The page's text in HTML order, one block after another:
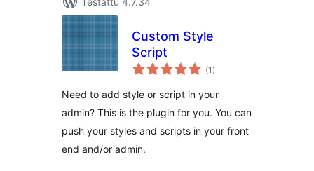
Custom Style
Script
(1 arvosanat
yhteensä
)
Need to add style or script in your
admin? This is the plugin for you. You can
push your styles and scripts in your front
end and/or admin.